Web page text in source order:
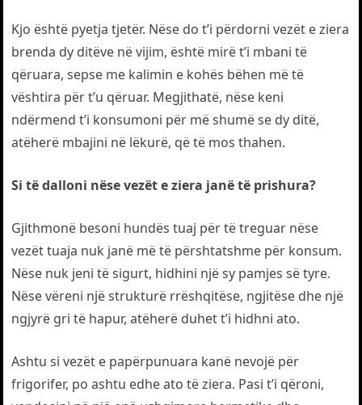
Kjo është pyetja tjetër. Nëse do t’i përdorni vezët e ziera
brenda dy ditëve në vijim, është mirë t’i mbani të
qëruara, sepse me kalimin e kohës bëhen më të
vështira për t’u qëruar. Megjithatë, nëse keni
ndërmend t’i konsumoni për më shumë se dy ditë,
atëherë mbajini në lëkurë, që të mos thahen.
Si të dalloni nëse vezët e ziera janë të prishura?
Gjithmonë besoni hundës tuaj për të treguar nëse
vezët tuaja nuk janë më të përshtatshme për konsum.
Nëse nuk jeni të sigurt, hidhini një sy pamjes së tyre.
Nëse vëreni një strukturë rrëshqitëse, ngjitëse dhe një
ngjyrë gri të hapur, atëherë duhet t’i hidhni ato.
Ashtu si vezët e papërpunuara kanë nevojë për
frigorifer, po ashtu edhe ato të ziera. Pasi t’i qëroni,